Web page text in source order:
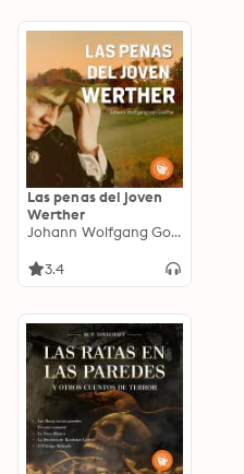
Las penas del joven
Werther
Johann Wolfgang Goethe
3.4